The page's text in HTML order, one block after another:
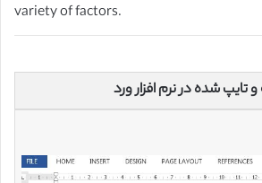
variety of factors.
تایپ شده در نرم افزار ورد